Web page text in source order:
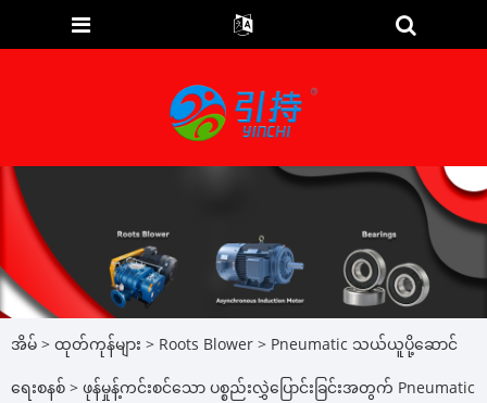
အိမ် > ထုတ်ကုန်များ > Roots Blower > Pneumatic သယ်ယူပို့ဆောင်
ရေးစနစ် > ဖုန်မှုန့်ကင်းစင်သော ပစ္စည်းလွှဲပြောင်းခြင်းအတွက် Pneumatic